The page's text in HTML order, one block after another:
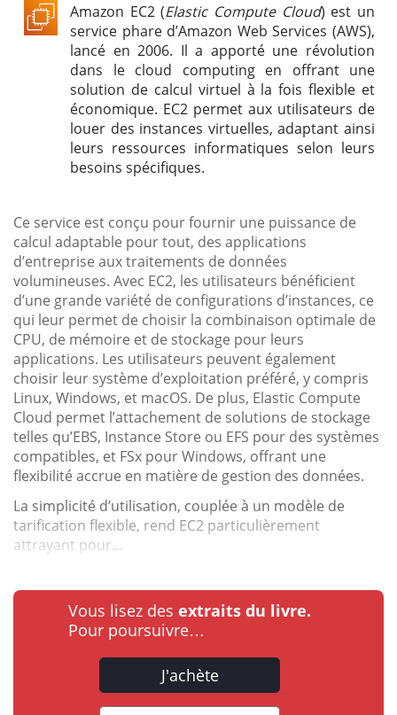
Amazon EC2 (Elastic Compute Cloud) est un
service phare d’Amazon Web Services (AWS),
lancé en 2006. Il a apporté une révolution
dans le cloud computing en offrant une
solution de calcul virtuel à la fois flexible et
économique. EC2 permet aux utilisateurs de
louer des instances virtuelles, adaptant ainsi
leurs ressources informatiques selon leurs
besoins spécifiques.
Ce service est conçu pour fournir une puissance de
calcul adaptable pour tout, des applications
d’entreprise aux traitements de données
volumineuses. Avec EC2, les utilisateurs bénéficient
d’une grande variété de configurations d’instances, ce
qui leur permet de choisir la combinaison optimale de
CPU, de mémoire et de stockage pour leurs
applications. Les utilisateurs peuvent également
choisir leur système d’exploitation préféré, y compris
Linux, Windows, et macOS. De plus, Elastic Compute
Cloud permet l’attachement de solutions de stockage
telles qu’EBS, Instance Store ou EFS pour des systèmes
compatibles, et FSx pour Windows, offrant une
flexibilité accrue en matière de gestion des données.
La simplicité d’utilisation, couplée à un modèle de
tarification flexible, rend EC2 particulièrement
attrayant pour...
Vous lisez des extraits du livre.
Pour poursuivre…
J'achète